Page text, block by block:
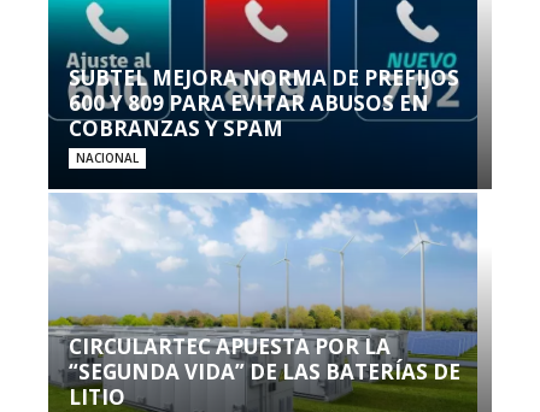
SUBTEL MEJORA NORMA DE PREFIJOS
600 Y 809 PARA EVITAR ABUSOS EN
COBRANZAS Y SPAM
NACIONAL
CIRCULARTEC APUESTA POR LA
“SEGUNDA VIDA” DE LAS BATERÍAS DE
LITIO